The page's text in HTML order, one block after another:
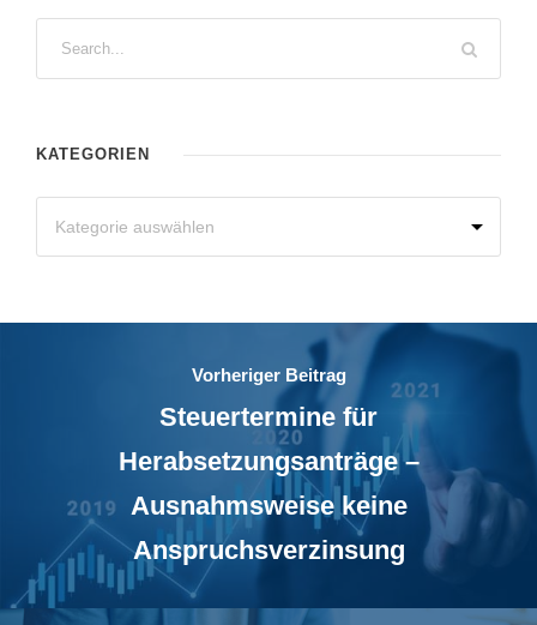
KATEGORIEN
Vorheriger Beitrag
Steuertermine für
Herabsetzungsanträge –
Ausnahmsweise keine
Anspruchsverzinsung